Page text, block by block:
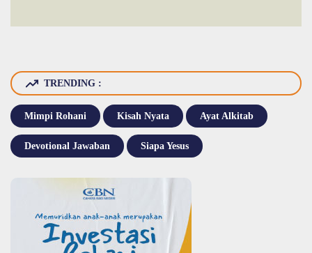
TRENDING :
Mimpi Rohani Kisah Nyata Ayat Alkitab
Devotional Jawaban Siapa Yesus